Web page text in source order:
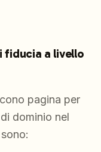
fiducia a livello
pagina per
dominio nel